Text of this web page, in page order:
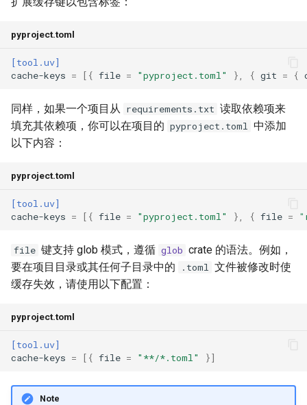
pyproject.toml
[tool.uv]
cache-keys = [{ file = "pyproject.toml" }, { git = {
同样，如果一个项目从 requirements.txt 读取依赖项来
填充其依赖项，你可以在项目的 pyproject.toml 中添加
以下内容：
pyproject.toml
[tool.uv]
cache-keys = [{ file = "pyproject.toml" }, { file =
file 键支持 glob 模式，遵循 glob crate 的语法。例如，
要在项目目录或其任何子目录中的
.toml 文件被修改时使
缓存失效，请使用以下配置：
pyproject.toml
[tool.uv]
cache-keys = [{ file = "**/*.toml" }]
Note